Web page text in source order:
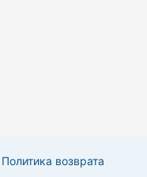
Политика возврата